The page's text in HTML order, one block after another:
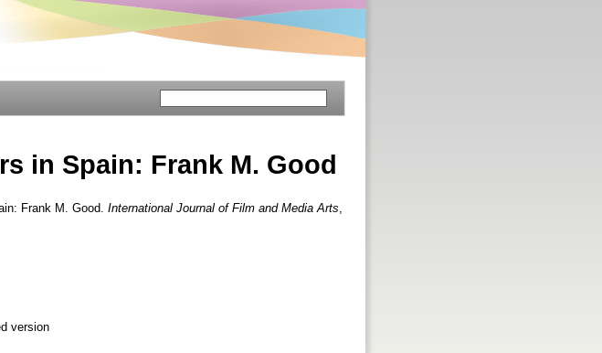
in Spain: Frank M. Good
Frank M. Good. International Journal of Film and Media Arts
version